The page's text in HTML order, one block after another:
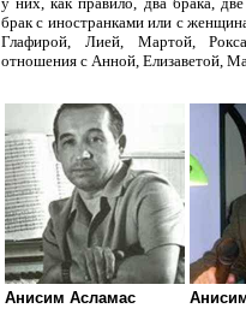
брак с иностранками или с
Глафирой, Лией, Мартой,
отношения с Анной, Елизаветой,
Анисим Асламас